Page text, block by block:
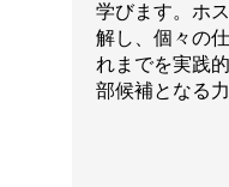
学びます。ホ
解し、個々の
れまでを実践
部候補となる